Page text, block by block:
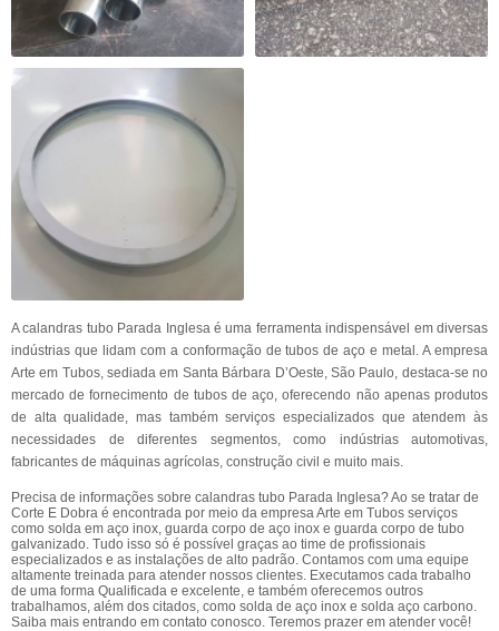
A calandras tubo Parada Inglesa é uma ferramenta indispensável em diversas
indústrias que lidam com a conformação de tubos de aço e metal. A empresa
Arte em Tubos, sediada em Santa Bárbara D’Oeste, São Paulo, destaca-se no
mercado de fornecimento de tubos de aço, oferecendo não apenas produtos
de alta qualidade, mas também serviços especializados que atendem às
necessidades de diferentes segmentos, como indústrias automotivas,
fabricantes de máquinas agrícolas, construção civil e muito mais.
Precisa de informações sobre calandras tubo Parada Inglesa? Ao se tratar de
Corte E Dobra é encontrada por meio da empresa Arte em Tubos serviços
como solda em aço inox, guarda corpo de aço inox e guarda corpo de tubo
galvanizado. Tudo isso só é possível graças ao time de profissionais
especializados e as instalações de alto padrão. Contamos com uma equipe
altamente treinada para atender nossos clientes. Executamos cada trabalho
de uma forma Qualificada e excelente, e também oferecemos outros
trabalhamos, além dos citados, como solda de aço inox e solda aço carbono.
Saiba mais entrando em contato conosco. Teremos prazer em atender você!